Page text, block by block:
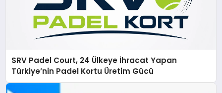
SRV Padel Court, 24 Ülkeye İhracat Yapan
Türkiye’nin Padel Kortu Üretim Gücü